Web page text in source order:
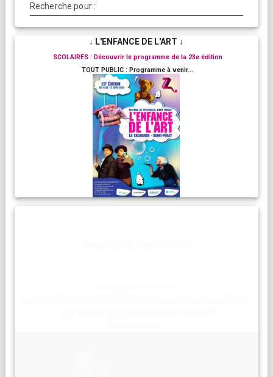
Recherche pour :
↓ L'ENFANCE DE L'ART ↓
SCOLAIRES : Découvrir le programme de la 23e édition
TOUT PUBLIC : Programme à venir...